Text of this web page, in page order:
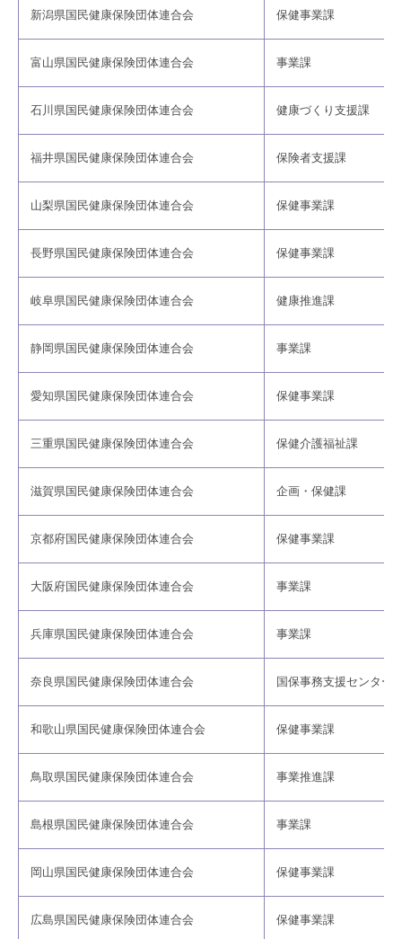
新潟県国民健康保険団体連合会 保健事業課
富山県国民健康保険団体連合会 事業課
石川県国民健康保険団体連合会 健康づくり支援課
福井県国民健康保険団体連合会 保険者支援課
山梨県国民健康保険団体連合会 保健事業課
長野県国民健康保険団体連合会 保健事業課
岐阜県国民健康保険団体連合会 健康推進課
静岡県国民健康保険団体連合会 事業課
愛知県国民健康保険団体連合会 保健事業課
三重県国民健康保険団体連合会 保健介護福祉課
滋賀県国民健康保険団体連合会 企画・保健課
京都府国民健康保険団体連合会 保健事業課
大阪府国民健康保険団体連合会 事業課
兵庫県国民健康保険団体連合会 事業課
奈良県国民健康保険団体連合会 国保事務支援センター
和歌山県国民健康保険団体連合会 保健事業課
鳥取県国民健康保険団体連合会 事業推進課
島根県国民健康保険団体連合会 事業課
岡山県国民健康保険団体連合会 保健事業課
広島県国民健康保険団体連合会 保健事業課